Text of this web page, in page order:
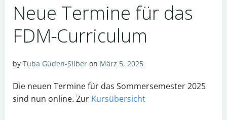
Neue Termine für das
FDM-Curriculum
by Tuba Güden-Silber on März 5, 2025
Die neuen Termine für das Sommersemester 2025
sind nun online. Zur Kursübersicht